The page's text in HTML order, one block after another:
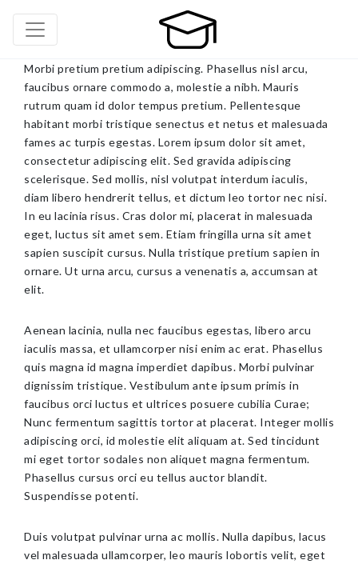
Morbi pretium pretium adipiscing. Phasellus nisl arcu,
faucibus ornare commodo a, molestie a nibh. Mauris
rutrum quam id dolor tempus pretium. Pellentesque
habitant morbi tristique senectus et netus et malesuada
fames ac turpis egestas. Lorem ipsum dolor sit amet,
consectetur adipiscing elit. Sed gravida adipiscing
scelerisque. Sed mollis, nisl volutpat interdum iaculis,
diam libero hendrerit tellus, et dictum leo tortor nec nisi.
In eu lacinia risus. Cras dolor mi, placerat in malesuada
eget, luctus sit amet sem. Etiam fringilla urna sit amet
sapien suscipit cursus. Nulla tristique pretium sapien in
ornare. Ut urna arcu, cursus a venenatis a, accumsan at
elit.
Aenean lacinia, nulla nec faucibus egestas, libero arcu
iaculis massa, et ullamcorper nisi enim ac erat. Phasellus
quis magna id magna imperdiet dapibus. Morbi pulvinar
dignissim tristique. Vestibulum ante ipsum primis in
faucibus orci luctus et ultrices posuere cubilia Curae;
Nunc fermentum sagittis tortor at placerat. Integer mollis
adipiscing orci, id molestie elit aliquam at. Sed tincidunt
mi eget tortor sodales non aliquet magna fermentum.
Phasellus cursus orci eu tellus auctor blandit.
Suspendisse potenti.
Duis volutpat pulvinar urna ac mollis. Nulla dapibus, lacus
vel malesuada ullamcorper, leo mauris lobortis velit, eget